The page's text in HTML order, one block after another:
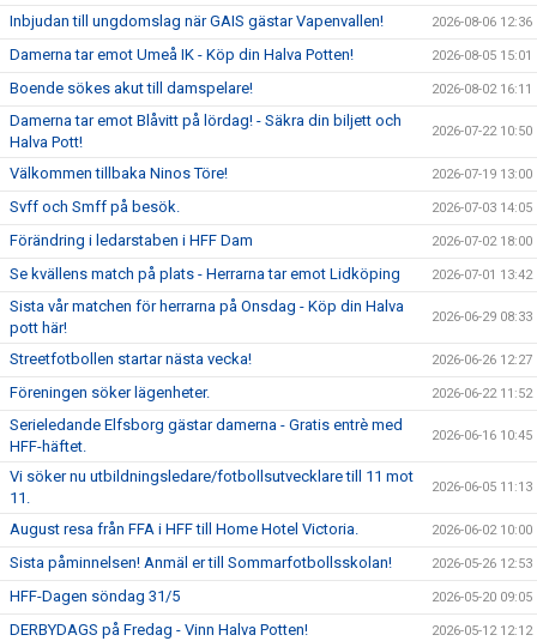
Inbjudan till ungdomslag när GAIS gästar Vapenvallen! 2026-08-06 12:36
Damerna tar emot Umeå IK - Köp din Halva Potten! 2026-08-05 15:01
Boende sökes akut till damspelare! 2026-08-02 16:11
Damerna tar emot Blåvitt på lördag! - Säkra din biljett och
Halva Pott!
2026-07-22 10:50
Välkommen tillbaka Ninos Töre! 2026-07-19 13:00
Svff och Smff på besök. 2026-07-03 14:05
Förändring i ledarstaben i HFF Dam 2026-07-02 18:00
Se kvällens match på plats - Herrarna tar emot Lidköping 2026-07-01 13:42
Sista vår matchen för herrarna på Onsdag - Köp din Halva
pott här!
2026-06-29 08:33
Streetfotbollen startar nästa vecka! 2026-06-26 12:27
Föreningen söker lägenheter. 2026-06-22 11:52
Serieledande Elfsborg gästar damerna - Gratis entrè med
HFF-häftet.
2026-06-16 10:45
Vi söker nu utbildningsledare/fotbollsutvecklare till 11 mot
11.
2026-06-05 11:13
August resa från FFA i HFF till Home Hotel Victoria. 2026-06-02 10:00
Sista påminnelsen! Anmäl er till Sommarfotbollsskolan! 2026-05-26 12:53
HFF-Dagen söndag 31/5 2026-05-20 09:05
DERBYDAGS på Fredag - Vinn Halva Potten! 2026-05-12 12:12